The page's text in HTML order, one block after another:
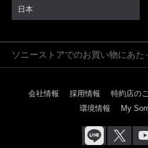
日本
ソニーストアでのお買い物にあた
会社情報 採用情報 特約店の
環境情報
My